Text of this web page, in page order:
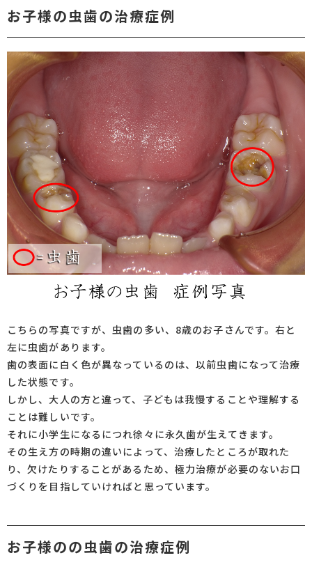
お子様の虫歯の治療症例
こちらの写真ですが、虫歯の多い、8歳のお子さんです。右と
左に虫歯があります。
歯の表面に白く色が異なっているのは、以前虫歯になって治療
した状態です。
しかし、大人の方と違って、子どもは我慢することや理解する
ことは難しいです。
それに小学生になるにつれ徐々に永久歯が生えてきます。
その生え方の時期の違いによって、治療したところが取れた
り、欠けたりすることがあるため、極力治療が必要のないお口
づくりを目指していければと思っています。
お子様のの虫歯の治療症例